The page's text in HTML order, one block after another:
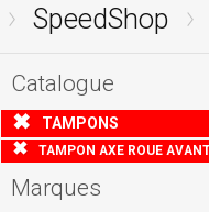
SpeedShop
Catalogue
TAMPONS
TAMPON AXE ROUE
Marques